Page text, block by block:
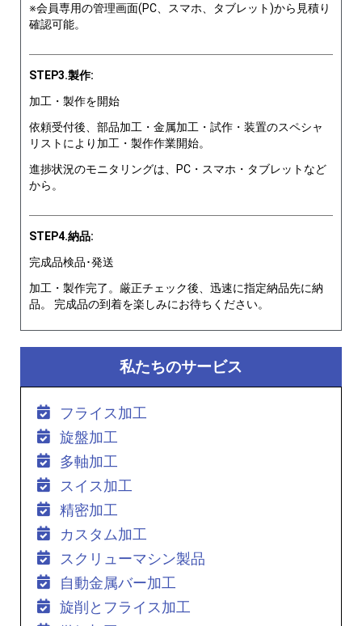
※会員専用の管理画面(PC、スマホ、タブレット)から見積り
確認可能。
STEP3.製作:
加工・製作を開始
依頼受付後、部品加工・金属加工・試作・装置のスペシャ
リストにより加工・製作作業開始。
進捗状況のモニタリングは、PC・スマホ・タブレットなど
から。
STEP4.納品:
完成品検品･発送
加工・製作完了。厳正チェック後、迅速に指定納品先に納
品。 完成品の到着を楽しみにお待ちください。
私たちのサービス
フライス加工
旋盤加工
多軸加工
スイス加工
精密加工
カスタム加工
スクリューマシン製品
自動金属バー加工
旋削とフライス加工